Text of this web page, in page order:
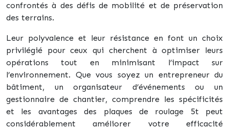
confrontés à des défis de mobilité et de préservation
des terrains.
Leur polyvalence et leur résistance en font un choix
privilégié pour ceux qui cherchent à optimiser leurs
opérations tout en minimisant l’impact sur
l’environnement. Que vous soyez un entrepreneur du
bâtiment, un organisateur d’événements ou un
gestionnaire de chantier, comprendre les spécificités
et les avantages des plaques de roulage 5t peut
considérablement améliorer votre efficacité